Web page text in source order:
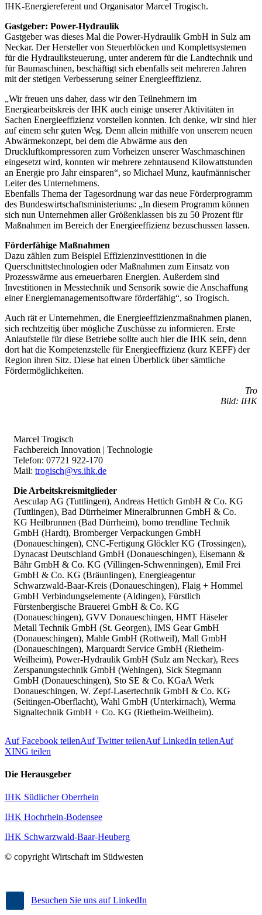
IHK-Energiereferent und Organisator Marcel Trogisch.
Gastgeber: Power-Hydraulik
Gastgeber was dieses Mal die Power-Hydraulik GmbH in Sulz am
Neckar. Der Hersteller von Steuerblöcken und Komplettsystemen
für die Hydrauliksteuerung, unter anderem für die Landtechnik und
für Baumaschinen, beschäftigt sich ebenfalls seit mehreren Jahren
mit der stetigen Verbesserung seiner Energieeffizienz.
„Wir freuen uns daher, dass wir den Teilnehmern im
Energiearbeitskreis der IHK auch einige unserer Aktivitäten in
Sachen Energieeffizienz vorstellen konnten. Ich denke, wir sind hier
auf einem sehr guten Weg. Denn allein mithilfe von unserem neuen
Abwärmekonzept, bei dem die Abwärme aus den
Druckluftkompressoren zum Vorheizen unserer Waschmaschinen
eingesetzt wird, konnten wir mehrere zehntausend Kilowattstunden
an Energie pro Jahr einsparen“, so Michael Munz, kaufmännischer
Leiter des Unternehmens.
Ebenfalls Thema der Tagesordnung war das neue Förderprogramm
des Bundeswirtschaftsministeriums: „In diesem Programm können
sich nun Unternehmen aller Größenklassen bis zu 50 Prozent für
Maßnahmen im Bereich der Energieeffizienz bezuschussen lassen.
Förderfähige Maßnahmen
Dazu zählen zum Beispiel Effizienzinvestitionen in die
Querschnittstechnologien oder Maßnahmen zum Einsatz von
Prozesswärme aus erneuerbaren Energien. Außerdem sind
Investitionen in Messtechnik und Sensorik sowie die Anschaffung
einer Energiemanagementsoftware förderfähig“, so Trogisch.
Auch rät er Unternehmen, die Energieeffizienzmaßnahmen planen,
sich rechtzeitig über mögliche Zuschüsse zu informieren. Erste
Anlaufstelle für diese Betriebe sollte auch hier die IHK sein, denn
dort hat die Kompetenzstelle für Energieeffizienz (kurz KEFF) der
Region ihren Sitz. Diese hat einen Überblick über sämtliche
Fördermöglichkeiten.
Tro
Bild: IHK
Marcel Trogisch
Fachbereich Innovation | Technologie
Telefon: 07721 922-170
Mail: trogisch@vs.ihk.de
Die Arbeitskreismitglieder
Aesculap AG (Tuttlingen), Andreas Hettich GmbH & Co. KG
(Tuttlingen), Bad Dürrheimer Mineralbrunnen GmbH & Co.
KG Heilbrunnen (Bad Dürrheim), bomo trendline Technik
GmbH (Hardt), Bromberger Verpackungen GmbH
(Donaueschingen), CNC-Fertigung Glöckler KG (Trossingen),
Dynacast Deutschland GmbH (Donaueschingen), Eisemann &
Bähr GmbH & Co. KG (Villingen-Schwenningen), Emil Frei
GmbH & Co. KG (Bräunlingen), Energieagentur
Schwarzwald-Baar-Kreis (Donaueschingen), Flaig + Hommel
GmbH Verbindungselemente (Aldingen), Fürstlich
Fürstenbergische Brauerei GmbH & Co. KG
(Donaueschingen), GVV Donaueschingen, HMT Häseler
Metall Technik GmbH (St. Georgen), IMS Gear GmbH
(Donaueschingen), Mahle GmbH (Rottweil), Mall GmbH
(Donaueschingen), Marquardt Service GmbH (Rietheim-
Weilheim), Power-Hydraulik GmbH (Sulz am Neckar), Rees
Zerspanungstechnik GmbH (Wehingen), Sick Stegmann
GmbH (Donaueschingen), Sto SE & Co. KGaA Werk
Donaueschingen, W. Zepf-Lasertechnik GmbH & Co. KG
(Seitingen-Oberflacht), Wahl GmbH (Unterkirnach), Werma
Signaltechnik GmbH + Co. KG (Rietheim-Weilheim).
Auf Facebook teilenAuf Twitter teilenAuf LinkedIn teilenAuf
XING teilen
Die Herausgeber
IHK Südlicher Oberrhein
IHK Hochrhein-Bodensee
IHK Schwarzwald-Baar-Heuberg
© copyright Wirtschaft im Südwesten
Besuchen Sie uns auf LinkedIn